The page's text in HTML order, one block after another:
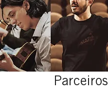
Parceiros